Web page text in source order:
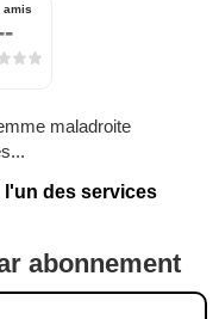
amis
maladroite
l'un des services
abonnement